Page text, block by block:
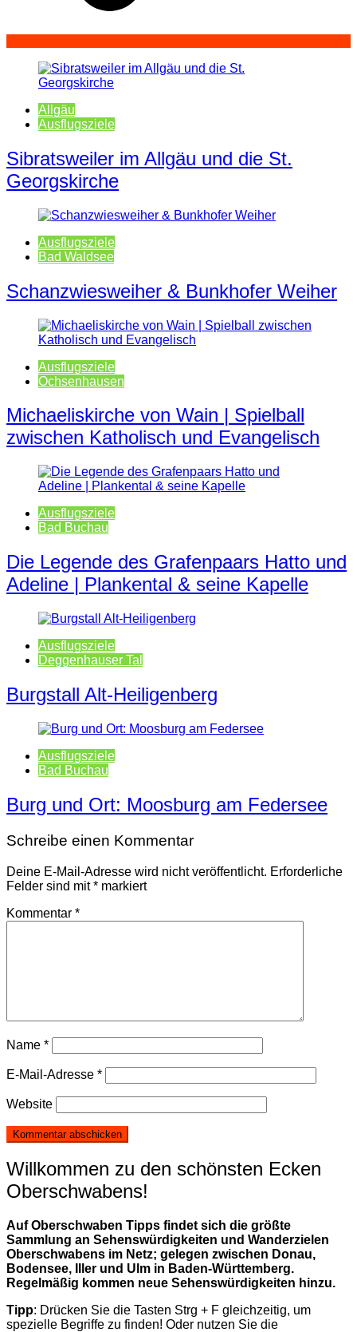
Allgäu
Ausflugsziele
Sibratsweiler im Allgäu und die St.
Georgskirche
Ausflugsziele
Bad Waldsee
Schanzwiesweiher & Bunkhofer Weiher
Ausflugsziele
Ochsenhausen
Michaeliskirche von Wain | Spielball
zwischen Katholisch und Evangelisch
Ausflugsziele
Bad Buchau
Die Legende des Grafenpaars Hatto und
Adeline | Plankental & seine Kapelle
Ausflugsziele
Deggenhauser Tal
Burgstall Alt-Heiligenberg
Ausflugsziele
Bad Buchau
Burg und Ort: Moosburg am Federsee
Schreibe einen Kommentar
Deine E-Mail-Adresse wird nicht veröffentlicht. Erforderliche
Felder sind mit* markiert
Kommentar *
Name *
E-Mail-Adresse *
Website
Willkommen zu den schönsten Ecken
Oberschwabens!
Auf Oberschwaben Tipps findet sich die größte
Sammlung an Sehenswürdigkeiten und Wanderzielen
Oberschwabens im Netz; gelegen zwischen Donau,
Bodensee, Iller und Ulm in Baden-Württemberg.
Regelmäßig kommen neue Sehenswürdigkeiten hinzu.
Tipp: Drücken Sie die Tasten Strg + F gleichzeitig, um
spezielle Begriffe zu finden! Oder nutzen Sie die